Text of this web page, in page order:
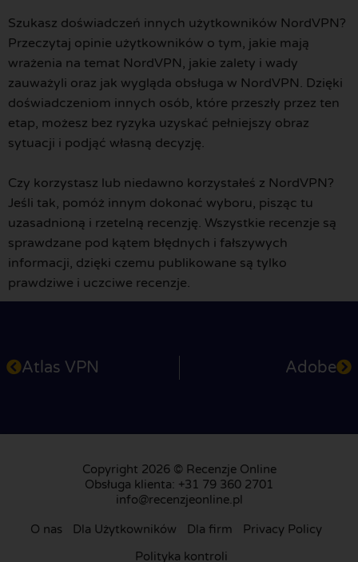
Szukasz doświadczeń innych użytkowników NordVPN?
Przeczytaj opinie użytkowników o tym, jakie mają
wrażenia na temat NordVPN, jakie zalety i wady
zauważyli oraz jak wygląda obsługa w NordVPN. Dzięki
doświadczeniom innych osób, które przeszły przez ten
etap, możesz bez ryzyka uzyskać pełniejszy obraz
sytuacji i podjąć własną decyzję.
Czy korzystasz lub niedawno korzystałeś z NordVPN?
Jeśli tak, pomóż innym dokonać wyboru, pisząc tu
uzasadnioną i rzetelną recenzję. Wszystkie recenzje są
sprawdzane pod kątem błędnych i fałszywych
informacji, dzięki czemu publikowane są tylko
prawdziwe i uczciwe recenzje.
Atlas VPN Adobe
Copyright 2026 © Recenzje Online
Obsługa klienta: +31 79 360 2701
info@recenzjeonline.pl
O nas Dla Użytkowników Dla firm
Privacy Policy
Polityka kontroli